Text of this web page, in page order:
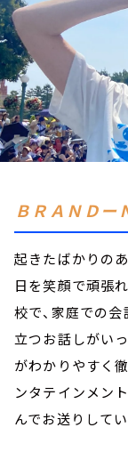
ＢＲＡＮＤ
起きたばかりの
日を笑顔で頑張
校で、家庭での
立つお話しがい
がわかりやすく
ンタテインメン
んでお送りしてい